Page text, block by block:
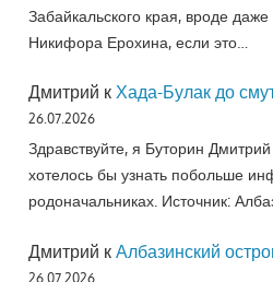
Забайкальского края, вроде
Никифора Ерохина, если это…
Дмитрий к Хада-Булак до
26.07.2026
Здравствуйте, я Буторин
хотелось бы узнать побольше
родоначальниках. Источник:
Дмитрий к Албазинский
26.07.2026